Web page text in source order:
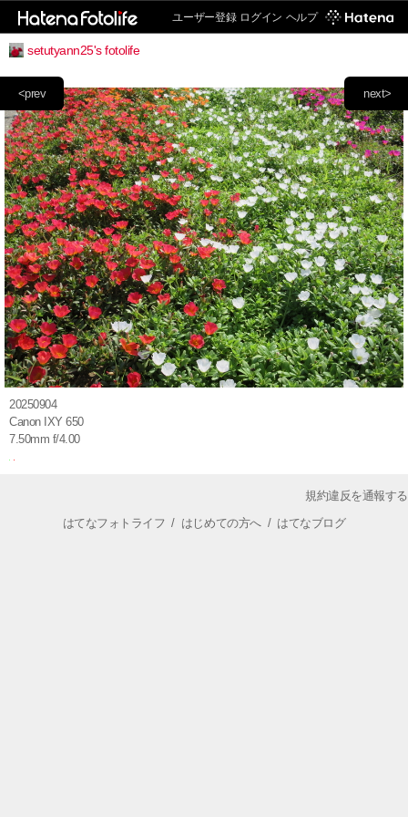
ユーザー登録 ログイン ヘルプ
setutyann25's fotolife
next>
<prev
20250904
Canon IXY 650
7.50mm f/4.00
規約違反を通報する
はてなフォトライフ / はじめての方へ/ はてなブログ